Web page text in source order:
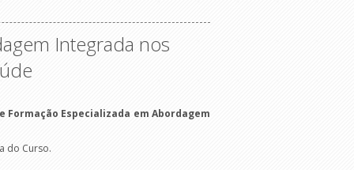
Integrada nos
Especializada em Abordagem
do Curso.